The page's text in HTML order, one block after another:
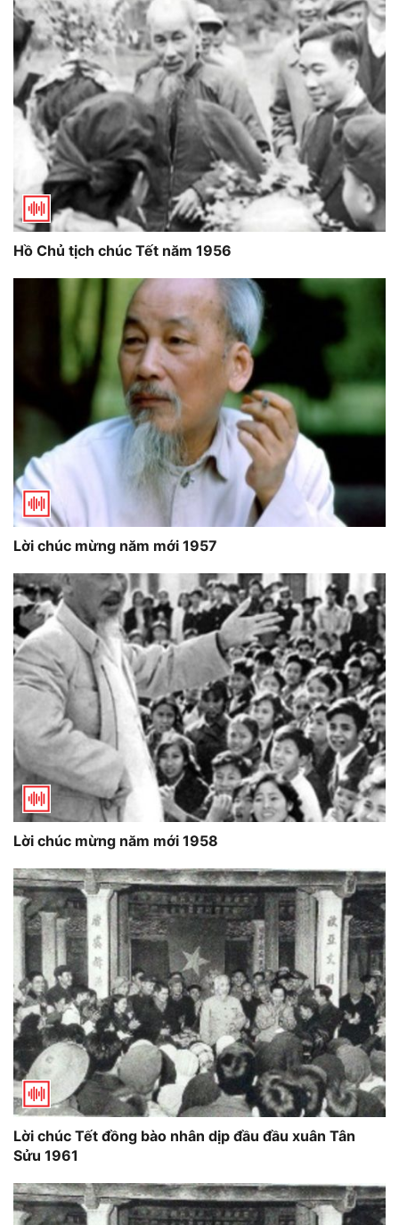
Hồ Chủ tịch chúc Tết năm 1956
Lời chúc mừng năm mới 1957
Lời chúc mừng năm mới 1958
Lời chúc Tết đồng bào nhân dịp đầu đầu xuân Tân
Sửu 1961